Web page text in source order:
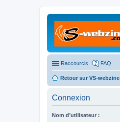
Raccourcis FAQ
Retour sur VS-webzine
Connexion
Nom d’utilisateur :